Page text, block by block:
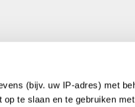
(bijv. uw IP-adres) met
te slaan en te gebruiken
en unieke deals.